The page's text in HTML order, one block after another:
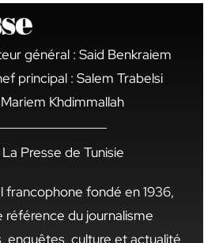
général : Said Benkraiem
principal : Salem Trabelsi
Khdimmallah
Presse de Tunisie
francophone fondé en 1936,
référence du journalisme
enquêtes, culture et actualité